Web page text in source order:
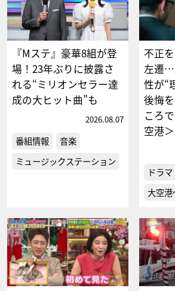
『Mステ』豪華8組が登
場！23年ぶりに披露さ
れる“ミリオンセラー達
成の大ヒット曲”も
2026.08.07
番組情報
音楽
ミュージックステーション
不正
左遷…
性が“
後悔
ころ
空港＞
ドラマ
大空港